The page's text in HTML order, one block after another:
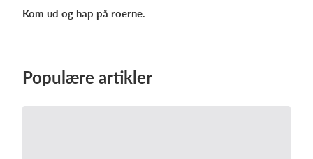
Kom ud og hap på roerne.
Populære artikler